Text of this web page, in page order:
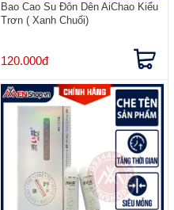
Bao Cao Su Đôn Dên AiChao Kiểu
Trơn ( Xanh Chuối)
120.000đ